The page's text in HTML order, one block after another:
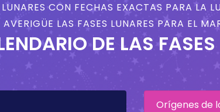
CON FECHAS EXACTAS PARA LA
AVERIGÜE LAS FASES LUNARES PARA EL
DE LAS FASES
Orígenes de